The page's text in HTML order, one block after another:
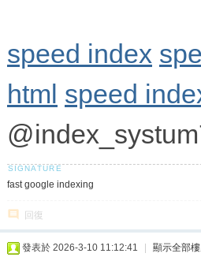
speed index
html speed
fast google indexing
回復
發表於 2026-3-10 11:12:41 顯示全部